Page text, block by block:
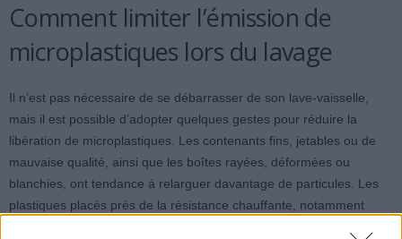
Comment limiter l’émission de
microplastiques lors du lavage
Il n’est pas nécessaire de se débarrasser de son lave-vaisselle,
mais il est possible d’adopter quelques gestes pour réduire la
libération de microplastiques. Les contenants fins, jetables ou de
mauvaise qualité, ainsi que les boîtes rayées, déformées ou
blanchies, ont tendance à relarguer davantage de particules. Les
plastiques placés près de la résistance chauffante, notamment